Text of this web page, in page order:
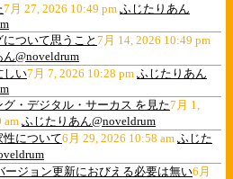
7月 27, 2026 10:49 pm ふじたりあん
ついて思うこと 7月 14, 2026 10:49 pm
@noveldrum
しい7月 7, 2026 10:28 pm ふじたりあん
グ・デジタル・サーカス を見た7月 1,
am ふじたりあん@noveldrum
性について6月 29, 2026 10:58 am ふじた
ージョン更新におびえる必要は無い6月